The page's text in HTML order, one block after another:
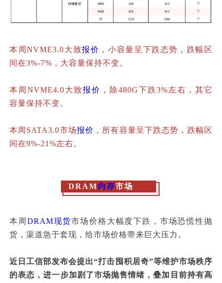
本周NVME3.0大致报价 ，小容量呈下跌态势，跌幅区
间在3%-7%，大容量保持不变。
本周NVME4.0大致报价 ，除480G下跌3%左右，其它
容量保持不变。
本周SATA3.0市场报价 ，所有容量呈下跌态势，跌幅区
间在9%-21%左右。
DRAM内存市场
本周 DRAM现货市场价格大幅度下跌，市场恐慌性抛
货，渠道急于套现，给市场价格带来巨大压力。
近日工信部发布会提出“打击囤积居奇”等维护市场秩序
的表态，进一步加剧了市场抛售情绪，叠加目前持有高